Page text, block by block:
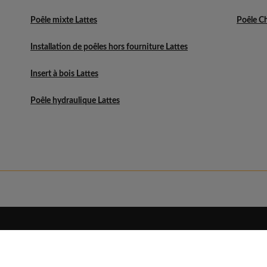
Poêle mixte Lattes
Installation de poêles hors fourniture Lattes
Insert à bois Lattes
Poêle hydraulique Lattes
Poêle